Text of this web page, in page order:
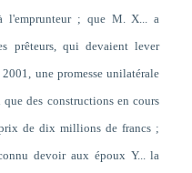
l'emprunteur ; que M. X... a
prêteurs, qui devaient lever
une promesse unilatérale
des constructions en cours
de dix millions de francs ;
devoir aux époux Y... la